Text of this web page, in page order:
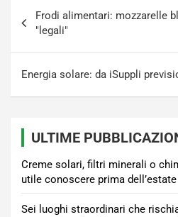
articoli
Frodi alimentari: mozzarelle
"legali"
Energia solare: da iSuppli
ULTIME
Creme solari, filtri minerali o
utile conoscere prima dell’estate
Sei luoghi straordinari che